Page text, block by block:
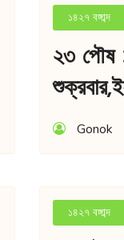
১৪২৭ বঙ্গাব্দ
২৩ পৌষ
Gonok
১৪২৭ বঙ্গাব্দ